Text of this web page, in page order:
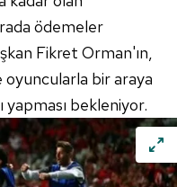
okumak ve sitemizde
çerezlerle ilgili bilgi
ödemeler
Fikret Orman'ın,
oyuncularla bir araya
bekleniyor.